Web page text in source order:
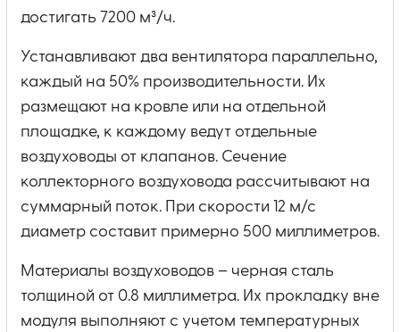
достигать 7200 м³/ч.
Устанавливают два вентилятора параллельно,
каждый на 50% производительности. Их
размещают на кровле или на отдельной
площадке, к каждому ведут отдельные
воздуховоды от клапанов. Сечение
коллекторного воздуховода рассчитывают на
суммарный поток. При скорости 12 м/с
диаметр составит примерно 500 миллиметров.
Материалы воздуховодов – черная сталь
толщиной от 0.8 миллиметра. Их прокладку вне
модуля выполняют с учетом температурных